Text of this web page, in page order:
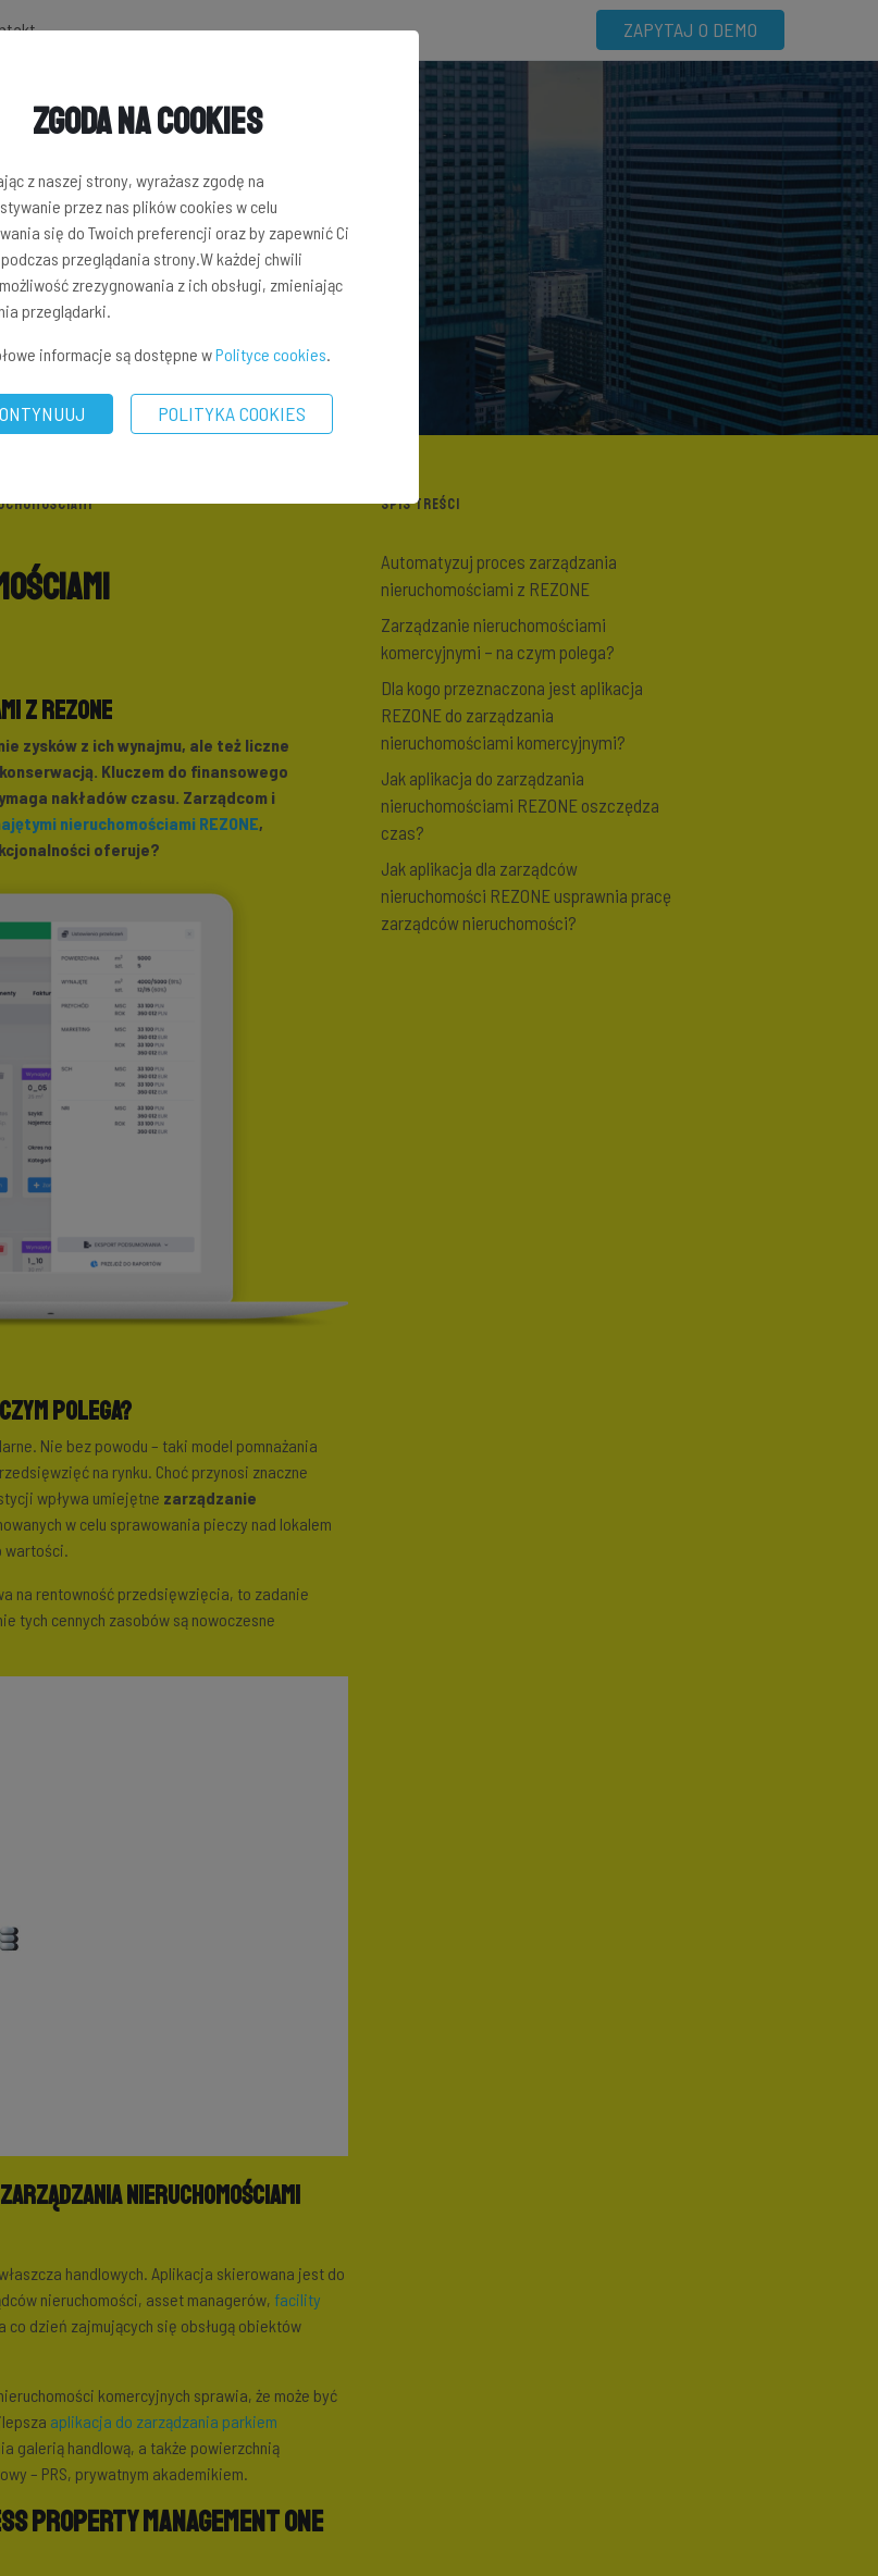
ZAPYTAJ O DEMO
REZONE
zysków z ich wynajmu, ale też liczne
Kluczem do finansowego
nakładów czasu. Zarządcom i
nieruchomościami REZONE,
oferuje?
polega?
Nie bez powodu – taki model pomnażania
na rynku. Choć przynosi znaczne
wpływa umiejętne zarządzanie
w celu sprawowania pieczy nad lokalem
wartości.
na rentowność przedsięwzięcia, to zadanie
tych cennych zasobów są nowoczesne
nieruchomościami
handlowych. Aplikacja skierowana jest do
nieruchomości, asset managerów, facility
dzień zajmujących się obsługą obiektów
komercyjnych sprawia, że może być
aplikacja do zarządzania parkiem
galerią handlową, a także powierzchnią
– PRS, prywatnym akademikiem.
Property management one
SPIS TREŚCI
Automatyzuj proces zarządzania
nieruchomościami z REZONE
Zarządzanie nieruchomościami
komercyjnymi – na czym polega?
Dla kogo przeznaczona jest aplikacja
REZONE do zarządzania
nieruchomościami komercyjnymi?
Jak aplikacja do zarządzania
nieruchomościami REZONE oszczędza
czas?
Jak aplikacja dla zarządców
nieruchomości REZONE usprawnia pracę
zarządców nieruchomości?
Zgoda na Cookies
z naszej strony, wyrażasz zgodę na
przez nas plików cookies w celu
się do Twoich preferencji oraz by zapewnić Ci
przeglądania strony.W każdej chwili
zrezygnowania z ich obsługi, zmieniając
przeglądarki.
informacje są dostępne wPolityce cookies.
POLITYKA COOKIES